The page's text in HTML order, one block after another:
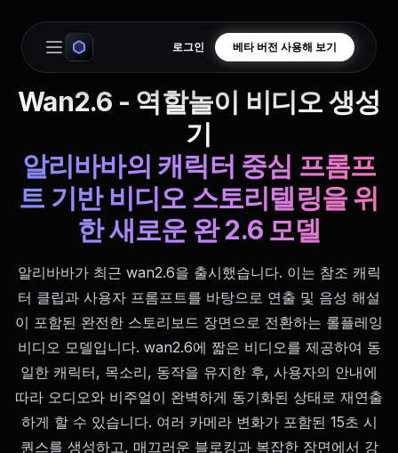
Open main menu
로그인 베타 버전 사용해 보기
Wan2.6 - 역할놀이 비디오 생성
기
알리바바의 캐릭터 중심 프롬프
트 기반 비디오 스토리텔링을 위
한 새로운 완 2.6 모델
알리바바가 최근 wan2.6을 출시했습니다. 이는 참조 캐릭
터 클립과 사용자 프롬프트를 바탕으로 연출 및 음성 해설
이 포함된 완전한 스토리보드 장면으로 전환하는 롤플레잉
비디오 모델입니다. wan2.6에 짧은 비디오를 제공하여 동
일한 캐릭터, 목소리, 동작을 유지한 후, 사용자의 안내에
따라 오디오와 비주얼이 완벽하게 동기화된 상태로 재연출
하게 할 수 있습니다. 여러 카메라 변화가 포함된 15초 시
퀀스를 생성하고, 매끄러운 블로킹과 복잡한 장면에서 강